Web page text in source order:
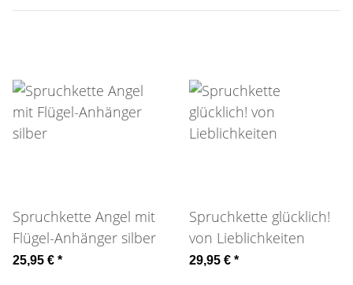
Spruchkette Angel mit
Flügel-Anhänger silber
25,95 € *
Spruchkette glücklich!
von Lieblichkeiten
29,95 € *